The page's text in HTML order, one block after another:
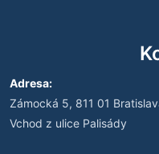
Adresa:
Zámocká 5, 811 01
Vchod z ulice Palisády